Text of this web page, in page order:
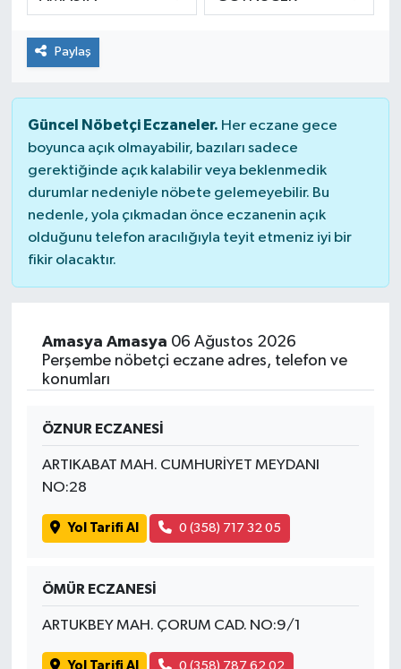
Paylaş
Güncel Nöbetçi Eczaneler. Her eczane gece
boyunca açık olmayabilir, bazıları sadece
gerektiğinde açık kalabilir veya beklenmedik
durumlar nedeniyle nöbete gelemeyebilir. Bu
nedenle, yola çıkmadan önce eczanenin açık
olduğunu telefon aracılığıyla teyit etmeniz iyi bir
fikir olacaktır.
Amasya Amasya 06 Ağustos 2026
Perşembe nöbetçi eczane adres, telefon ve
konumları
ÖZNUR ECZANESİ
ARTIKABAT MAH. CUMHURİYET MEYDANI
NO:28
Yol Tarifi Al 0 (358) 717 32 05
ÖMÜR ECZANESİ
ARTUKBEY MAH. ÇORUM CAD. NO:9/1
Yol Tarifi Al 0 (358) 787 62 02
HABERDE İNSAN
BİLİM VE TEKNOLOJİ
KAMPANYALAR
KÜLTÜR-SANAT
ÖZEL HABER
SİYASET
SPOR
TEKNOLOJİ
VEFATLAR
Yerel